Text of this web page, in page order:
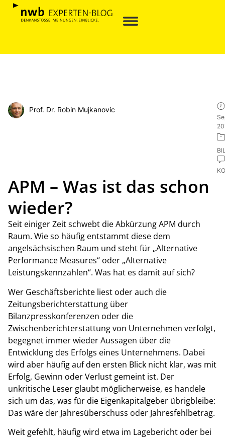
Prof. Dr. Robin Mujkanovic
APM – Was ist das schon
wieder?
Seit einiger Zeit schwebt die Abkürzung APM durch
Raum. Wie so häufig entstammt diese dem
angelsächsischen Raum und steht für „Alternative
Performance Measures“ oder „Alternative
Leistungskennzahlen“. Was hat es damit auf sich?
Wer Geschäftsberichte liest oder auch die
Zeitungsberichterstattung über
Bilanzpresskonferenzen oder die
Zwischenberichterstattung von Unternehmen verfolgt,
begegnet immer wieder Aussagen über die
Entwicklung des Erfolgs eines Unternehmens. Dabei
wird aber häufig auf den ersten Blick nicht klar, was mit
Erfolg, Gewinn oder Verlust gemeint ist. Der
unkritische Leser glaubt möglicherweise, es handele
sich um das, was für die Eigenkapitalgeber übrigbleibe:
Das wäre der Jahresüberschuss oder Jahresfehlbetrag.
Weit gefehlt, häufig wird etwa im Lagebericht oder bei